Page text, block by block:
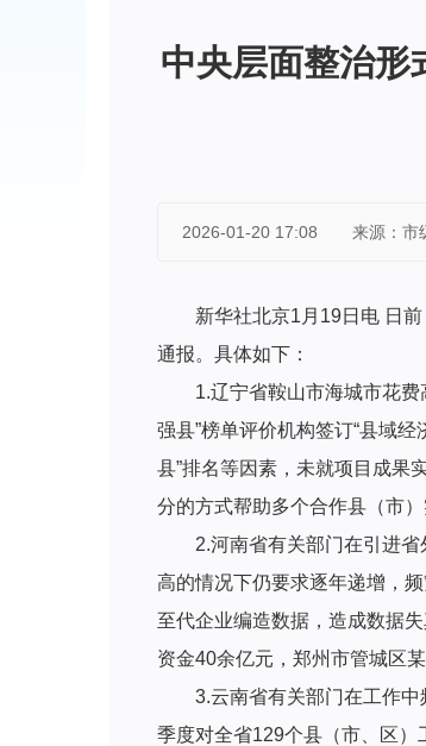
中央层面整治形
2026-01-20 17:08 来源：市
新华社北京1月19日电 日
通报。具体如下：
1.辽宁省鞍山市海城市花
强县”榜单评价机构签订“县域
县”排名等因素，未就项目成果
分的方式帮助多个合作县（市
2.河南省有关部门在引进
高的情况下仍要求逐年递增，
至代企业编造数据，造成数据
资金40余亿元，郑州市管城区
3.云南省有关部门在工作
季度对全省129个县（市、区）